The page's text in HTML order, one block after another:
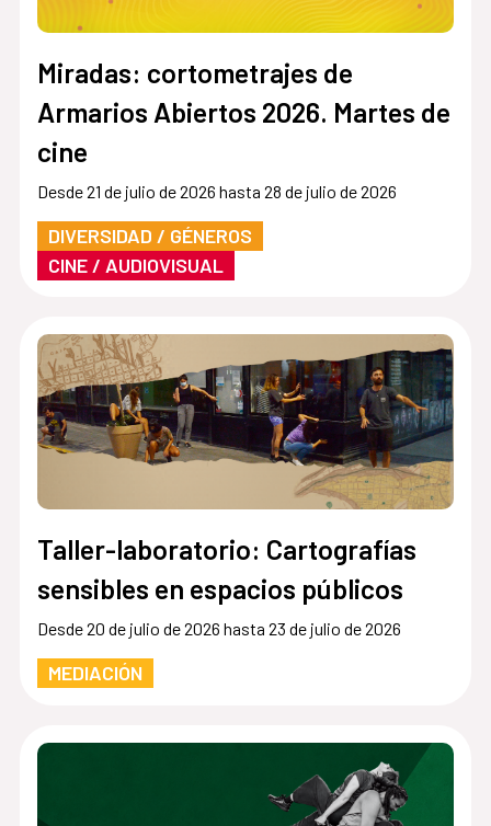
Miradas: cortometrajes de
Armarios Abiertos 2026. Martes de
cine
Desde 21 de julio de 2026 hasta 28 de julio de 2026
DIVERSIDAD / GÉNEROS
CINE / AUDIOVISUAL
Taller-laboratorio: Cartografías
sensibles en espacios públicos
Desde 20 de julio de 2026 hasta 23 de julio de 2026
MEDIACIÓN